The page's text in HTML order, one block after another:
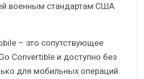
военным стандартам США
– это сопутствующее
Convertible и доступно без
для мобильных операций.